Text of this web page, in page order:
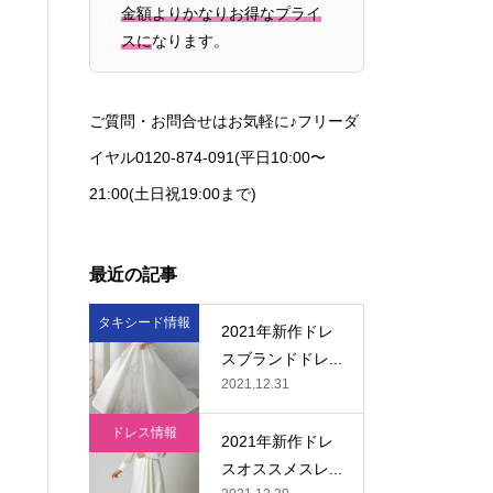
金額よりかなりお得なプライ
スになります。
ご質問・お問合せはお気軽に♪フリーダ
イヤル0120-874-091(平日10:00〜
21:00(土日祝19:00まで)
最近の記事
2021年新作ドレ
スブランドドレ...
2021.12.31
タキシード情報
2021年新作ドレ
スオススメスレ...
ドレス情報